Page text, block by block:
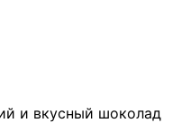
и вкусный шоколад